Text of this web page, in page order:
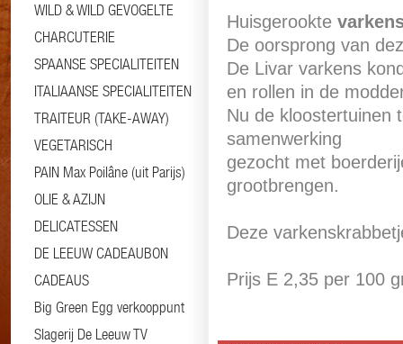
WILD & WILD GEVOGELTE
CHARCUTERIE
SPAANSE SPECIALITEITEN
ITALIAANSE SPECIALITEITEN
TRAITEUR (TAKE-AWAY)
VEGETARISCH
PAIN Max Poilâne (uit Parijs)
OLIE & AZIJN
DELICATESSEN
DE LEEUW CADEAUBON
CADEAUS
Big Green Egg verkooppunt
Slagerij De Leeuw TV
Huisgerookte
De oorsprong van
De Livar varkens
en rollen in de
Nu de kloostertuinen
samenwerking
gezocht met
grootbrengen.
Deze
Prijs E 2,35 per 100